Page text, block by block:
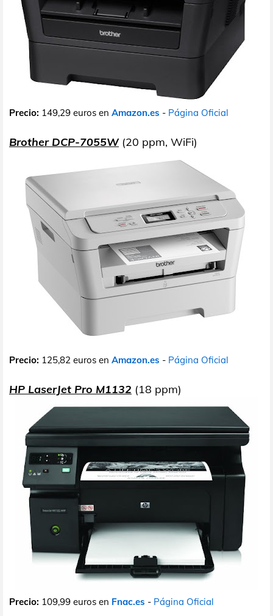
Precio: 149,29 euros en Amazon.es - Página Oficial
Brother DCP-7055W(20 ppm, WiFi)
Precio: 125,82 euros en Amazon.es - Página Oficial
HP LaserJet Pro M1132 (18 ppm)
Precio: 109,99 euros en Fnac.es - Página Oficial